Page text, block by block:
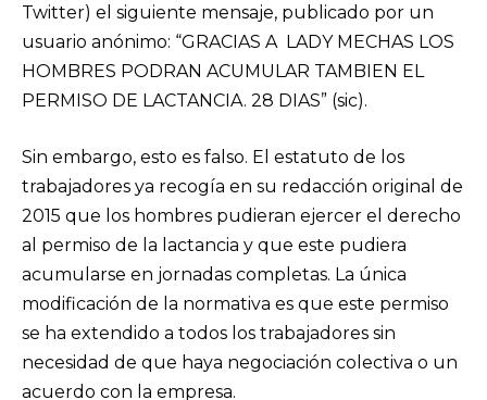
Twitter) el siguiente mensaje, publicado por un
usuario anónimo: “GRACIAS A LADY MECHAS LOS
HOMBRES PODRAN ACUMULAR TAMBIEN EL
PERMISO DE LACTANCIA. 28 DIAS” (sic).
Sin embargo, esto es falso. El estatuto de los
trabajadores ya recogía en su redacción original de
2015 que los hombres pudieran ejercer el derecho
al permiso de la lactancia y que este pudiera
acumularse en jornadas completas. La única
modificación de la normativa es que este permiso
se ha extendido a todos los trabajadores sin
necesidad de que haya negociación colectiva o un
acuerdo con la empresa.